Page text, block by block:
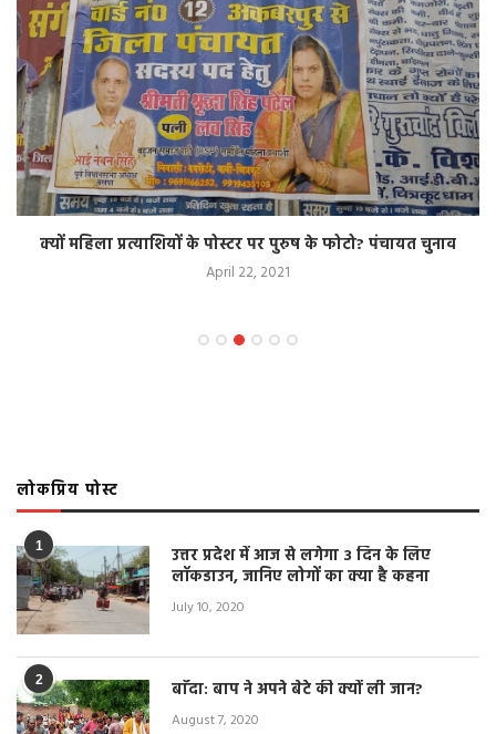
क्यों महिला प्रत्याशियों के पोस्टर पर पुरुष के फोटो? पंचायत चुनाव
April 22, 2021
लोकप्रिय पोस्ट
1
उत्तर प्रदेश में आज से लगेगा 3 दिन के लिए
लॉकडाउन, जानिए लोगों का क्या है कहना
July 10, 2020
2 बाँदा: बाप ने अपने बेटे की क्यों ली जान?
August 7, 2020